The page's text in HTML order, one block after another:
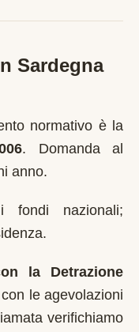
Sardegna
normativo è la
. Domanda al
anno.
fondi nazionali;
la Detrazione
le agevolazioni
verifichiamo